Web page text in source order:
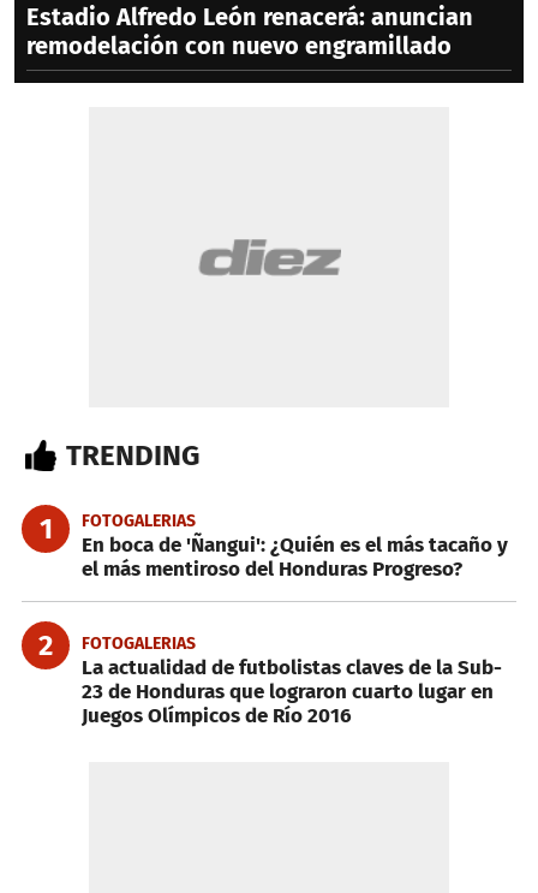
Estadio Alfredo León renacerá: anuncian
remodelación con nuevo engramillado
TRENDING
1 FOTOGALERIAS
En boca de 'Ñangui': ¿Quién es el más tacaño y
el más mentiroso del Honduras Progreso?
2 FOTOGALERIAS
La actualidad de futbolistas claves de la Sub-
23 de Honduras que lograron cuarto lugar en
Juegos Olímpicos de Río 2016